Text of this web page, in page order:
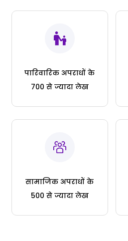
पारिवारिक अपराधों के
700 से ज्यादा लेख
सामाजिक अपराधों के
500 से ज्यादा लेख